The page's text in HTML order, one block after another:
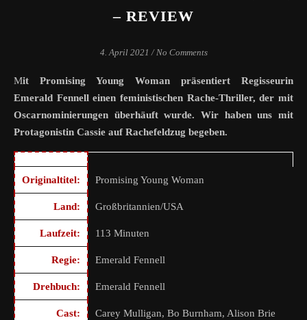
– REVIEW
4. April 2021 / No Comments
Mit Promising Young Woman präsentiert Regisseurin
Emerald Fennell einen feministischen Rache-Thriller, der mit
Oscarnominierungen überhäuft wurde. Wir haben uns mit
Protagonistin Cassie auf Rachefeldzug begeben.
Originaltitel: Promising Young Woman
Land: Großbritannien/USA
Laufzeit: 113 Minuten
Regie: Emerald Fennell
Drehbuch: Emerald Fennell
Cast:
Carey Mulligan, Bo Burnham, Alison Brie